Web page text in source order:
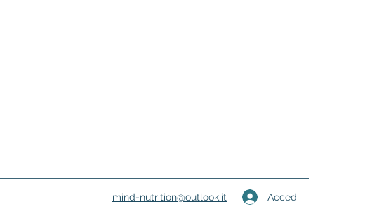
mind-nutrition@outlook.it Accedi